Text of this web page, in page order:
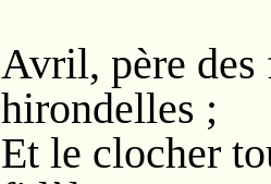
Avril, père
hirondelles ;
Et le clocher